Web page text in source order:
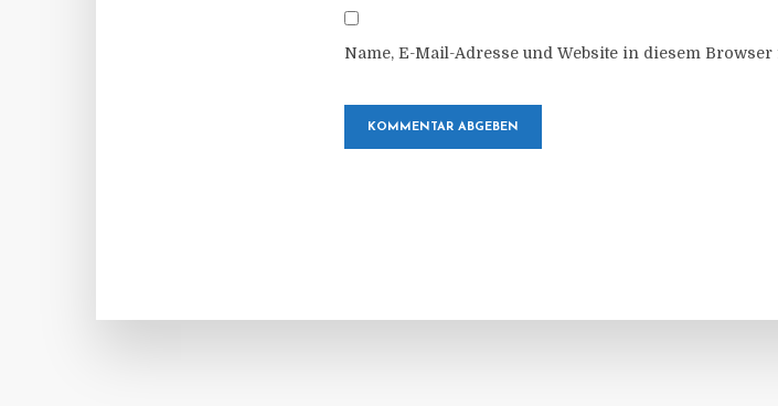
Name, E-Mail-Adresse und Website in diesem